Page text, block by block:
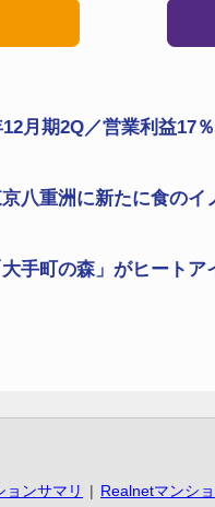
月期2Q／営業利益17
京八重洲に新たに食の
手町の森」がヒート
ョンサマリ Realnetマンシ